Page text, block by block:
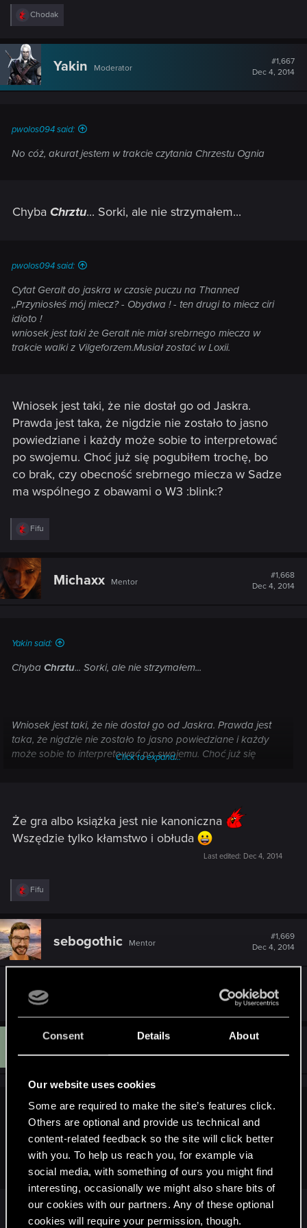
Consent Details About
Our website uses cookies
Some are required to make the site’s features click.
Others are optional and provide us technical and
content-related feedback so the site will click better
with you. To help us reach you, for example via
social media, with something of ours you might find
interesting, occasionally we might also share bits of
our cookies with our partners. Any of these optional
cookies will require your permission, though.
R
e
c
t
i
o
n
Chodak
Yakin Moderator
#1,667
Dec 4, 2014
pwolos094 said:
No cóż, akurat jestem w trakcie czytania Chrzestu Ognia
Chyba Chrztu... Sorki, ale nie strzymałem...
pwolos094 said:
Cytat Geralt do jaskra w czasie puczu na Thanned
,,Przyniosłeś mój miecz? - Obydwa ! - ten drugi to miecz ciri
idioto !
wniosek jest taki że Geralt nie miał srebrnego miecza w
trakcie walki z Vilgeforzem.Musiał zostać w Loxii.
Wniosek jest taki, że nie dostał go od Jaskra.
Prawda jest taka, że nigdzie nie zostało to jasno
powiedziane i każdy może sobie to interpretować
po swojemu. Choć już się pogubiłem trochę, bo
co brak, czy obecność srebrnego miecza w Sadze
ma wspólnego z obawami o W3 :blink:?
R
e
c
t
i
o
Fifu
Michaxx Mentor
#1,668
Dec 4, 2014
Yakin said:
Chyba Chrztu... Sorki, ale nie strzymałem...
Wniosek jest taki, że nie dostał go od Jaskra. Prawda jest
taka, że nigdzie nie zostało to jasno powiedziane i każdy
może sobie to interpretować po swojemu. Choć już się
Click to expand...
Że gra albo książka jest nie kanoniczna
Wszędzie tylko kłamstwo i obłuda
Last edited: Dec 4, 2014
R
e
c
t
i
o
n
Fifu
sebogothic Mentor
#1,669
Dec 4, 2014
Całe życie w kłamstwie...:troll:
M
Dec 4, 2014
Michax said:
Że gra albo książka jest nie kanoniczna
Wszędzie tylko kłamstwo i obłuda
Cóż, biorąc pod uwagę, że Wiedźmina